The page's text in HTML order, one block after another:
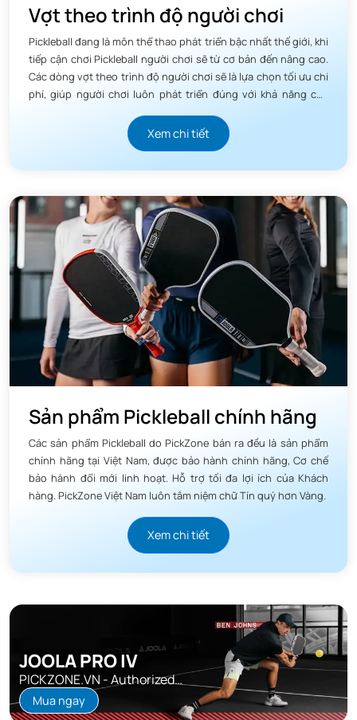
Vợt theo trình độ người chơi
Pickleball đang là môn thể thao phát triển bậc nhất thế giới, khi
tiếp cận chơi Pickleball người chơi sẽ từ cơ bản đến nâng cao.
Các dòng vợt theo trình độ người chơi sẽ là lựa chọn tối ưu chi
phí, giúp người chơi luôn phát triển đúng với khả năng của
Xem chi tiết
Sản phẩm Pickleball chính hãng
Các sản phẩm Pickleball do PickZone bán ra đều là sản phẩm
chính hãng tại Việt Nam, được bảo hành chính hãng, Cơ chế
bảo hành đổi mới linh hoạt. Hỗ trợ tối đa lợi ích của Khách
hàng. PickZone Việt Nam luôn tâm niệm chữ Tín quý hơn Vàng.
Xem chi tiết
JOOLA PRO IV
PICKZONE.VN - Authorized
Distributor
Mua ngay